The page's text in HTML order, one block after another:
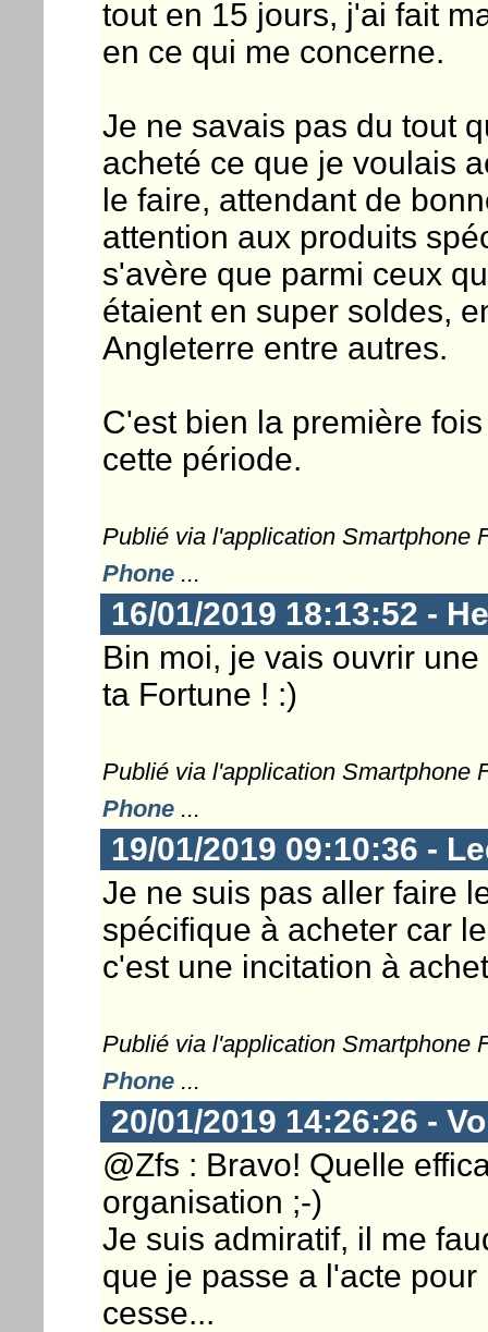
tout en 15 jours, j'ai fait
en ce qui me concerne.
Je ne savais pas du tout
acheté ce que je voulais
le faire, attendant de
attention aux produits
s'avère que parmi ceux
étaient en super soldes,
Angleterre entre autres.
C'est bien la première
cette période.
Publié via l'application Smartphone
Phone...
16/01/2019 18:13:52 -
Bin moi, je vais ouvrir
ta Fortune ! :)
Publié via l'application Smartphone
Phone...
19/01/2019 09:10:36 -
Je ne suis pas aller faire
spécifique à acheter car
c'est une incitation à
Publié via l'application Smartphone
Phone...
20/01/2019 14:26:26 -
@Zfs : Bravo! Quelle
organisation ;-)
Je suis admiratif, il me
que je passe a l'acte
cesse...